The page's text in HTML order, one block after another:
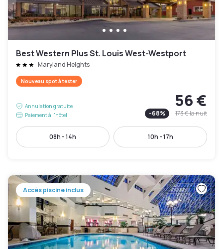
Best Western Plus St. Louis West-Westport
Maryland Heights
Nouveau spot à tester
Annulation gratuite
Paiement à l'hôtel
56 €
-68% 173 €la nuit
08h - 14h 10h - 17h
Accès piscine inclus